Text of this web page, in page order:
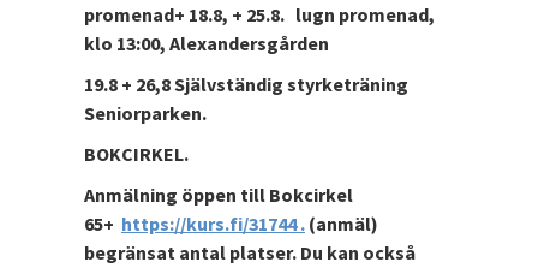
promenad+ 18.8, + 25.8. lugn promenad,
klo 13:00, Alexandersgården
19.8 + 26,8 Självständig styrketräning
Seniorparken.
BOKCIRKEL.
Anmälning öppen till Bokcirkel
65+ https://kurs.fi/31744 . (anmäl)
begränsat antal platser. Du kan också